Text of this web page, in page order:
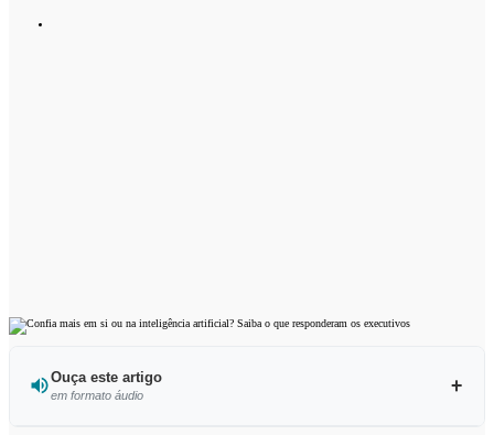
Ouça este artigo
em formato áudio